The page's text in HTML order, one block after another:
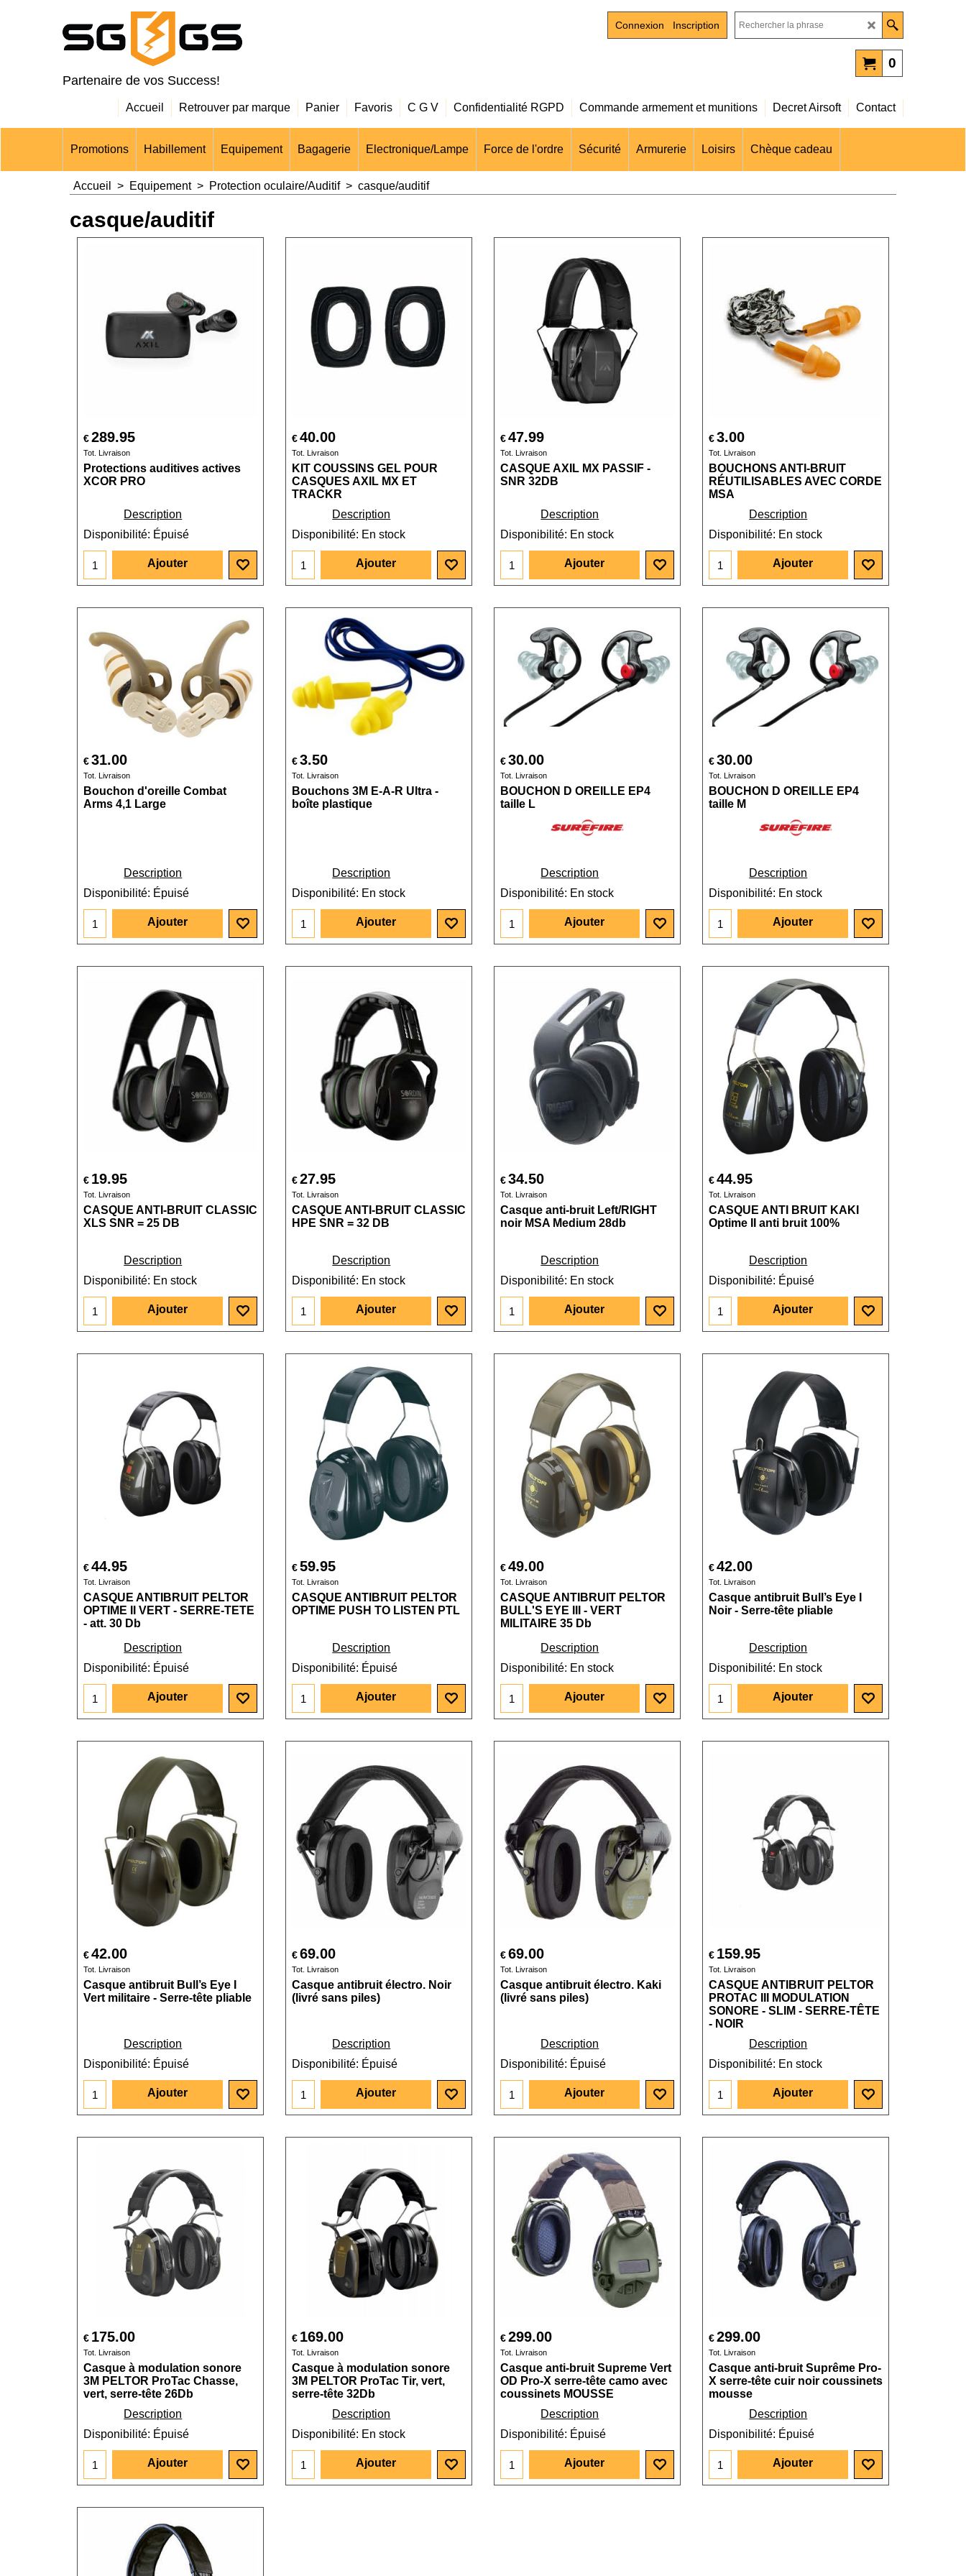
Partenaire de vos Success!
Connexion Inscription
0
Accueil Retrouver par marque Panier Favoris C G V Confidentialité RGPD Commande armement et munitions Decret Airsoft Contact
Promotions Habillement Equipement Bagagerie Electronique/Lampe Force de l'ordre Sécurité Armurerie Loisirs Chèque cadeau
Accueil > Equipement> Protection oculaire/Auditif> casque/auditif
casque/auditif
€289.95
Tot. Livraison
Protections auditives actives
XCOR PRO
Description
Disponibilité: Épuisé
Ajouter
€40.00
Tot. Livraison
KIT COUSSINS GEL POUR
CASQUES AXIL MX ET
TRACKR
Description
Disponibilité: En stock
Ajouter
€47.99
Tot. Livraison
CASQUE AXIL MX PASSIF -
SNR 32DB
Description
Disponibilité: En stock
Ajouter
€3.00
Tot. Livraison
BOUCHONS ANTI-BRUIT
RÉUTILISABLES AVEC CORDE
MSA
Description
Disponibilité: En stock
Ajouter
€31.00
Tot. Livraison
Bouchon d'oreille Combat
Arms 4,1 Large
Description
Disponibilité: Épuisé
Ajouter
€3.50
Tot. Livraison
Bouchons 3M E-A-R Ultra -
boîte plastique
Description
Disponibilité: En stock
Ajouter
€30.00
Tot. Livraison
BOUCHON D OREILLE EP4
taille L
Description
Disponibilité: En stock
Ajouter
€30.00
Tot. Livraison
BOUCHON D OREILLE EP4
taille M
Description
Disponibilité: En stock
Ajouter
€ 19.95
Tot. Livraison
CASQUE ANTI-BRUIT CLASSIC
XLS SNR = 25 DB
Description
Disponibilité: En stock
Ajouter
€27.95
Tot. Livraison
CASQUE ANTI-BRUIT CLASSIC
HPE SNR = 32 DB
Description
Disponibilité: En stock
Ajouter
€34.50
Tot. Livraison
Casque anti-bruit Left/RIGHT
noir MSA Medium 28db
Description
Disponibilité: En stock
Ajouter
€44.95
Tot. Livraison
CASQUE ANTI BRUIT KAKI
Optime II anti bruit 100%
Description
Disponibilité: Épuisé
Ajouter
€44.95
Tot. Livraison
CASQUE ANTIBRUIT PELTOR
OPTIME II VERT - SERRE-TETE
- att. 30 Db
Description
Disponibilité: Épuisé
Ajouter
€59.95
Tot. Livraison
CASQUE ANTIBRUIT PELTOR
OPTIME PUSH TO LISTEN PTL
Description
Disponibilité: Épuisé
Ajouter
€49.00
Tot. Livraison
CASQUE ANTIBRUIT PELTOR
BULL'S EYE III - VERT
MILITAIRE 35 Db
Description
Disponibilité: En stock
Ajouter
€42.00
Tot. Livraison
Casque antibruit Bull’s Eye I
Noir - Serre-tête pliable
Description
Disponibilité: En stock
Ajouter
€42.00
Tot. Livraison
Casque antibruit Bull’s Eye I
Vert militaire - Serre-tête pliable
Description
Disponibilité: Épuisé
Ajouter
€69.00
Tot. Livraison
Casque antibruit électro. Noir
(livré sans piles)
Description
Disponibilité: Épuisé
Ajouter
€69.00
Tot. Livraison
Casque antibruit électro. Kaki
(livré sans piles)
Description
Disponibilité: Épuisé
Ajouter
€ 159.95
Tot. Livraison
CASQUE ANTIBRUIT PELTOR
PROTAC III MODULATION
SONORE - SLIM - SERRE-TÊTE
- NOIR
Description
Disponibilité: En stock
Ajouter
€ 175.00
Tot. Livraison
Casque à modulation sonore
3M PELTOR ProTac Chasse,
vert, serre-tête 26Db
Description
Disponibilité: Épuisé
Ajouter
€ 169.00
Tot. Livraison
Casque à modulation sonore
3M PELTOR ProTac Tir, vert,
serre-tête 32Db
Description
Disponibilité: En stock
Ajouter
€299.00
Tot. Livraison
Casque anti-bruit Supreme Vert
OD Pro-X serre-tête camo avec
coussinets MOUSSE
Description
Disponibilité: Épuisé
Ajouter
€299.00
Tot. Livraison
Casque anti-bruit Suprême Pro-
X serre-tête cuir noir coussinets
mousse
Description
Disponibilité: Épuisé
Ajouter